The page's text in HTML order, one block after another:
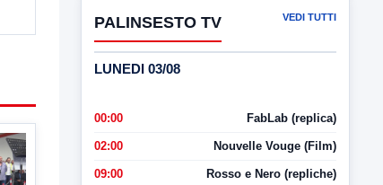
PALINSESTO TV VEDI TUTTI
LUNEDI 03/08
00:00 FabLab (replica)
02:00 Nouvelle Vouge (Film)
09:00 Rosso e Nero (repliche)